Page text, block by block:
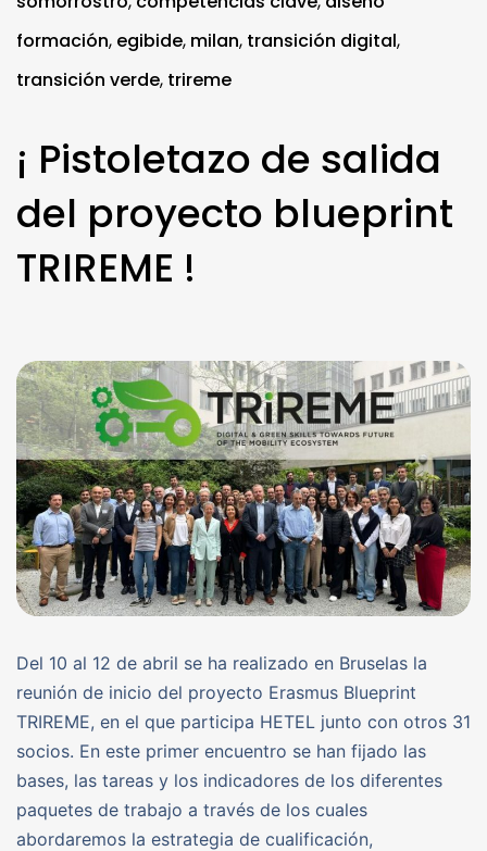
formación, egibide, milan, transición digital,
transición verde, trireme
¡ Pistoletazo de salida
del proyecto blueprint
TRIREME !
Del 10 al 12 de abril se ha realizado en Bruselas la
reunión de inicio del proyecto Erasmus Blueprint
TRIREME, en el que participa HETEL junto con otros 31
socios. En este primer encuentro se han fijado las
bases, las tareas y los indicadores de los diferentes
paquetes de trabajo a través de los cuales
abordaremos la estrategia de cualificación,